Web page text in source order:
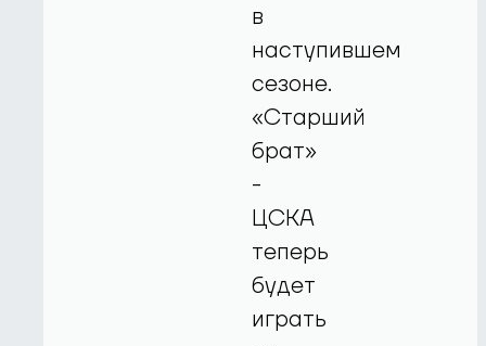
в
наступившем
сезоне.
«Старший
брат»
-
ЦСКА
теперь
будет
играть